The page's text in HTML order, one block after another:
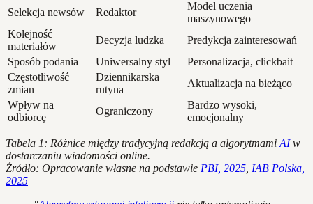
Selekcja newsów
Redaktor
Model uczenia
maszynowego
Kolejność
materiałów
Decyzja ludzka
Predykcja zainteresowań
Sposób podania
Uniwersalny styl
Personalizacja, clickbait
Częstotliwość
zmian
Dziennikarska
rutyna
Aktualizacja na bieżąco
Wpływ na
odbiorcę
Ograniczony
Bardzo wysoki,
emocjonalny
Tabela 1: Różnice między tradycyjną redakcją a algorytmami AIw
dostarczaniu wiadomości online.
Źródło: Opracowanie własne na podstawie PBI, 2025 IAB Polska,
2025